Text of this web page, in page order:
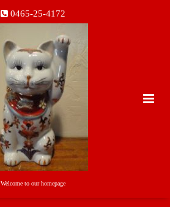
0465-25-4172
Welcome to our homepage